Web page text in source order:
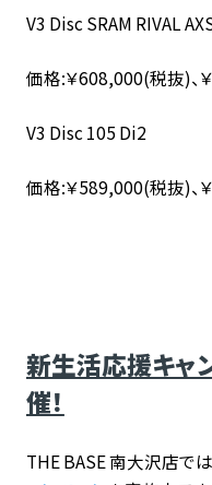
V3 Disc SRAM RIVAL
価格:￥608,000(税抜)、
V3 Disc 105 Di2
価格:￥589,000(税抜)、
新生活応援キャ
催！
THE BASE 南大沢店では